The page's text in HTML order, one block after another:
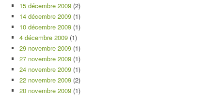
15 décembre 2009 (2)
14 décembre 2009 (1)
10 décembre 2009 (1)
4 décembre 2009 (1)
29 novembre 2009 (1)
27 novembre 2009 (1)
24 novembre 2009 (1)
22 novembre 2009 (2)
20 novembre 2009 (1)